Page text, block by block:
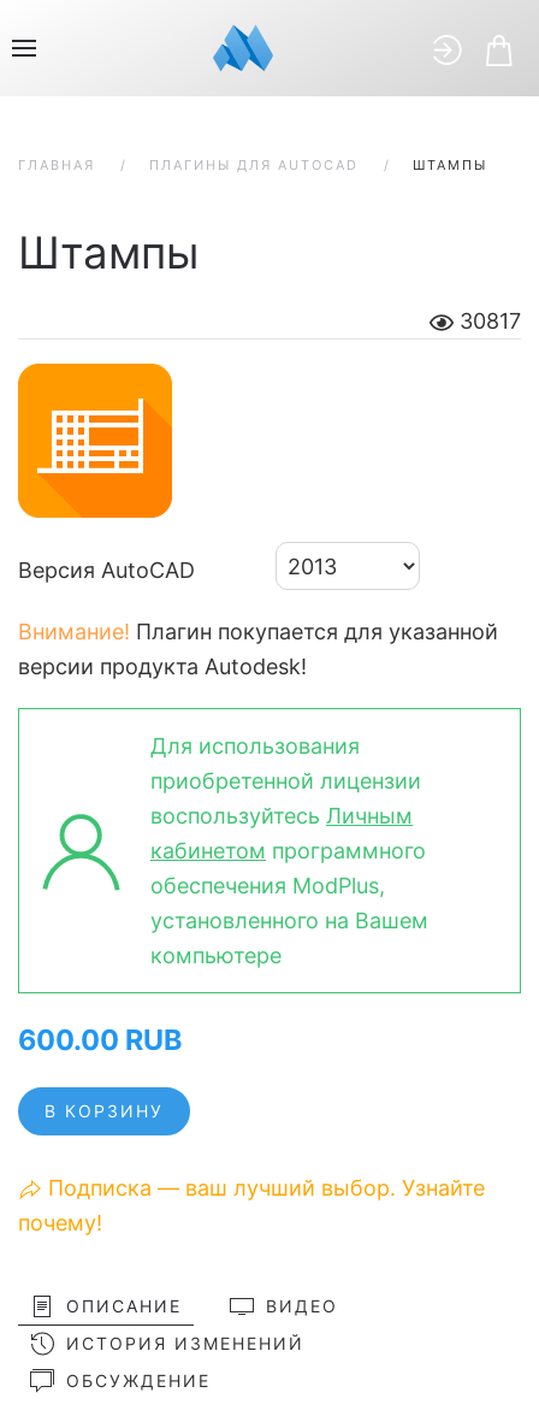
ГЛАВНАЯ ПЛАГИНЫ ДЛЯ AUTOCAD ШТАМПЫ
Штампы
30817
Версия AutoCAD
Внимание! Плагин покупается для указанной
версии продукта Autodesk!
Для использования
приобретенной лицензии
воспользуйтесь Личным
кабинетом программного
обеспечения ModPlus,
установленного на Вашем
компьютере
600.00 RUB
В КОРЗИНУ
Подписка — ваш лучший выбор. Узнайте
почему!
ОПИСАНИЕ
ВИДЕО
ИСТОРИЯ ИЗМЕНЕНИЙ
ОБСУЖДЕНИЕ